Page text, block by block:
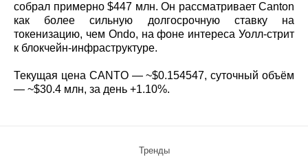
собрал примерно $447 млн. Он рассматривает Canton
как более сильную долгосрочную ставку на
токенизацию, чем Ondo, на фоне интереса Уолл-стрит
к блокчейн-инфраструктуре.
Текущая цена CANTO — ~$0.154547, суточный объём
— ~$30.4 млн, за день +1.10%.
Тренды